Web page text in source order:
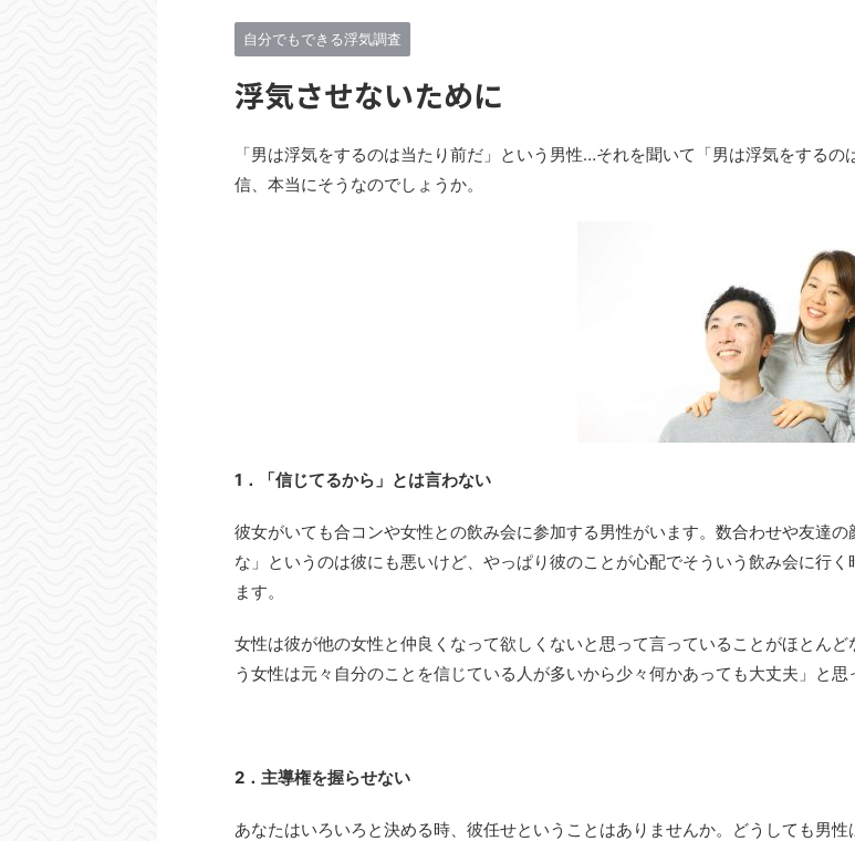
自分でもできる浮気調査
浮気させないために
「男は浮気をするのは当たり前だ」という男性…それを聞いて「男は浮気をする
信、本当にそうなのでしょうか。
1．「信じてるから」とは言わない
彼女がいても合コンや女性との飲み会に参加する男性がいます。数合わせや友達
な」というのは彼にも悪いけど、やっぱり彼のことが心配でそういう飲み会に行
ます。
女性は彼が他の女性と仲良くなって欲しくないと思って言っていることがほとん
う女性は元々自分のことを信じている人が多いから少々何かあっても大丈夫」と思
2．主導権を握らせない
あなたはいろいろと決める時、彼任せということはありませんか。どうしても男